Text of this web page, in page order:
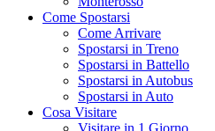
Come Spostarsi
Come Arrivare
Spostarsi in Treno
Spostarsi in Battello
Spostarsi in Autobus
Spostarsi in Auto
Cosa Visitare
Visitare in 1 Giorno